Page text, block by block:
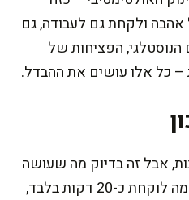
ולקחת גם לעבודה, גם
הפציחות של
כל אלו עושים את ההבדל.
אבל זה בדיוק מה שעושה
אותו כל כך מיוחד. ההכנה עצמה לוקחת כ-20 דקות בלבד,